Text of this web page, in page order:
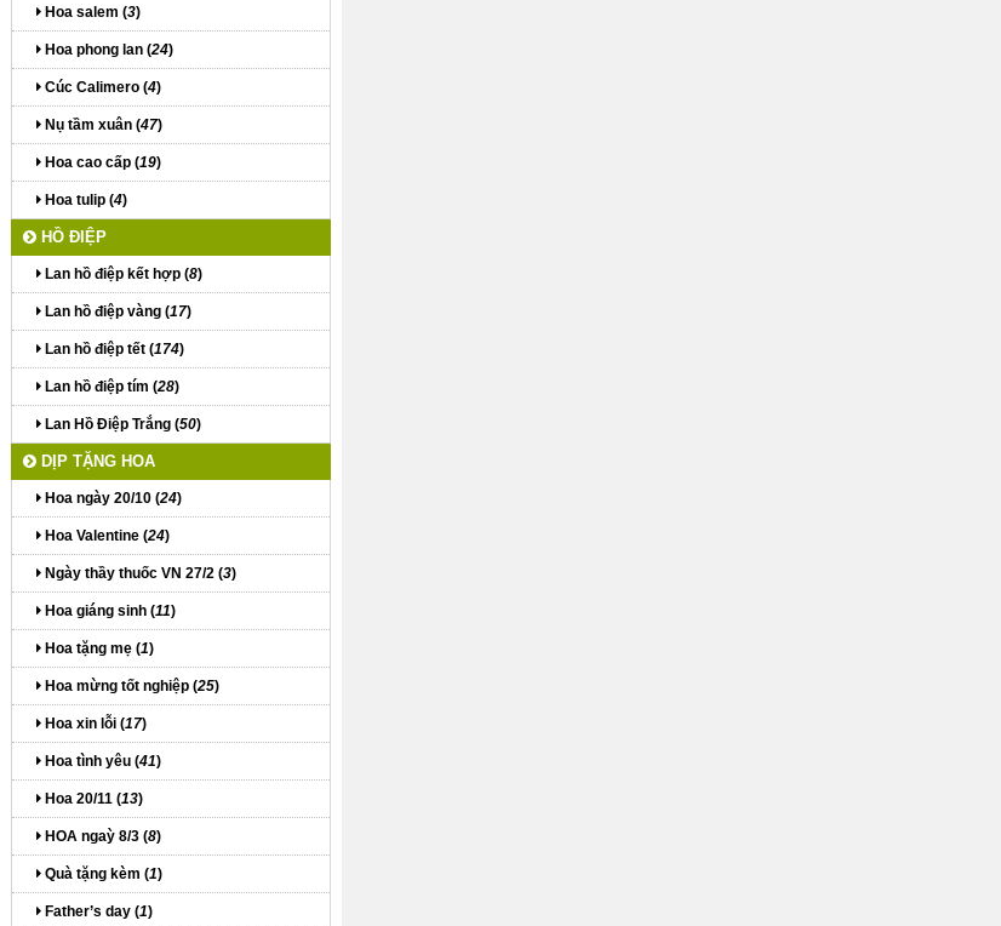
Hoa salem (3)
Hoa phong lan (24)
Cúc Calimero (4)
Nụ tầm xuân (47)
Hoa cao cấp (19)
Hoa tulip (4)
HỒ ĐIỆP
Lan hồ điệp kết hợp (8)
Lan hồ điệp vàng (17)
Lan hồ điệp tết (174)
Lan hồ điệp tím (28)
Lan Hồ Điệp Trắng (50)
DỊP TẶNG HOA
Hoa ngày 20/10 (24)
Hoa Valentine (24)
Ngày thầy thuốc VN 27/2 (3)
Hoa giáng sinh (11)
Hoa tặng mẹ (1)
Hoa mừng tốt nghiệp (25)
Hoa xin lỗi (17)
Hoa tình yêu (41)
Hoa 20/11 (13)
HOA ngaỳ 8/3 (8)
Quà tặng kèm (1)
Father’s day (1)